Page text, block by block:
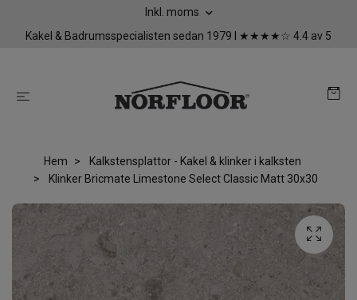
Inkl. moms
Kakel & Badrumsspecialisten sedan 1979 I ★★★★☆ 4.4 av 5
Hem
Kalkstensplattor - Kakel & klinker i kalksten
Klinker Bricmate Limestone Select Classic Matt 30x30